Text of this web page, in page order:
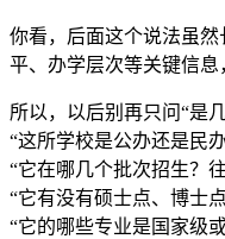
你看，后面这个说法虽
平、办学层次等关键信息
所以，以后别再只问“是
“这所学校是公办还是民
“它在哪几个批次招生？
“它有没有硕士点、博士
“它的哪些专业是国家级